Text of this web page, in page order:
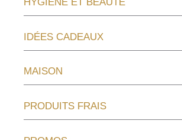
IDÉES CADEAUX
MAISON
PRODUITS FRAIS